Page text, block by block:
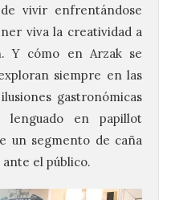
vivir enfrentándose
viva la creatividad a
Y cómo en Arzak se
siempre en las
gastronómicas
lenguado en papillot
un segmento de caña
ante el público.